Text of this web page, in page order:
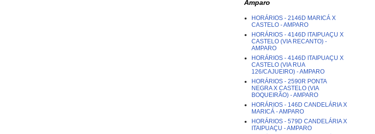
Amparo
HORÁRIOS - 2146D MARICÁ X
CASTELO - AMPARO
HORÁRIOS - 4146D ITAIPUAÇU X
CASTELO (VIA RECANTO) -
AMPARO
HORÁRIOS - 4146D ITAIPUAÇU X
CASTELO (VIA RUA
126/CAJUEIRO) - AMPARO
HORÁRIOS - 2590R PONTA
NEGRA X CASTELO (VIA
BOQUEIRÃO) - AMPARO
HORÁRIOS - 146D CANDELÁRIA X
MARICÁ - AMPARO
HORÁRIOS - 579D CANDELÁRIA X
ITAIPUAÇU - AMPARO